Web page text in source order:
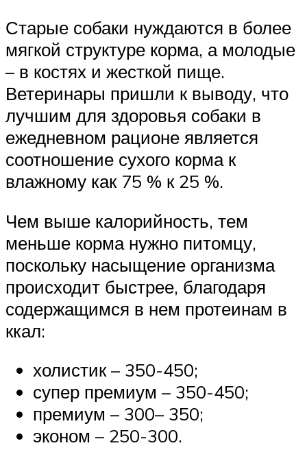
Старые собаки нуждаются в более
мягкой структуре корма, а молодые
– в костях и жесткой пище.
Ветеринары пришли к выводу, что
лучшим для здоровья собаки в
ежедневном рационе является
соотношение сухого корма к
влажному как 75 % к 25 %.
Чем выше калорийность, тем
меньше корма нужно питомцу,
поскольку насыщение организма
происходит быстрее, благодаря
содержащимся в нем протеинам в
ккал:
холистик – 350-450;
супер премиум – 350-450;
премиум – 300– 350;
эконом – 250-300.